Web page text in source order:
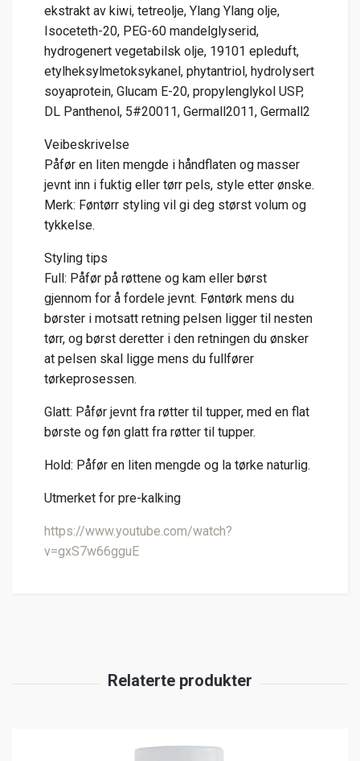
ekstrakt av kiwi, tetreolje, Ylang Ylang olje,
Isoceteth-20, PEG-60 mandelglyserid,
hydrogenert vegetabilsk olje, 19101 epleduft,
etylheksylmetoksykanel, phytantriol, hydrolysert
soyaprotein, Glucam E-20, propylenglykol USP,
DL Panthenol, 5#20011, Germall2011, Germall2
Veibeskrivelse
Påfør en liten mengde i håndflaten og masser
jevnt inn i fuktig eller tørr pels, style etter ønske.
Merk: Føntørr styling vil gi deg størst volum og
tykkelse.
Styling tips
Full: Påfør på røttene og kam eller børst
gjennom for å fordele jevnt. Føntørk mens du
børster i motsatt retning pelsen ligger til nesten
tørr, og børst deretter i den retningen du ønsker
at pelsen skal ligge mens du fullfører
tørkeprosessen.
Glatt: Påfør jevnt fra røtter til tupper, med en flat
børste og føn glatt fra røtter til tupper.
Hold: Påfør en liten mengde og la tørke naturlig.
Utmerket for pre-kalking
https://www.youtube.com/watch?
v=gxS7w66gguE